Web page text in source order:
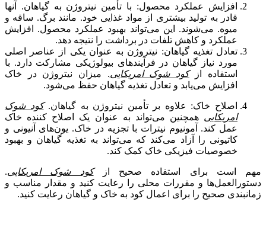
افزایش عملکرد محصول: با تأمین نیتروژن به گیاهان. آنها
قادر به تولید بیشتری از مواد غذایی خود. مانند برگ. ساقه و
میوه. می‌شوند. این می‌تواند بهبود عملکرد محصول. افزایش
عملکرد و کاهش تلفات در برداشت را نتیجه دهد.
تعادل تغذیه گیاهان: نیتروژن به عنوان یکی از عناصر اصلی
مورد نیاز گیاهان در فرآیندهای بیولوژیکی مشارکت دارد. با
استفاده ازکود شوک امریکایی. میزان نیتروژن در خاک
افزایش می‌یابد و تعادل تغذیه گیاهان حفظ می‌شود.
اصلاح خاک: علاوه بر تأمین نیتروژن به گیاهان.کود شوک
امریکایی همچنین می‌تواند به عنوان یک اصلاح کننده خاک
عمل کند. آمونیوم نیترات با تجزیه در خاک. یون‌های آنیونی و
کاتیونی را آزاد می‌کند که می‌تواند به تغذیه گیاهان و بهبود
خصوصیات فیزیکی خاک کمک کند.
مهم است برای استفاده صحیح ازکود شوک امریکایی.
دستورالعمل‌ها و مقررات محلی را رعایت کنید و مقدار مناسب و
زمانبندی صحیح را برای اعمال کود به خاک و گیاهان رعایت کنید.